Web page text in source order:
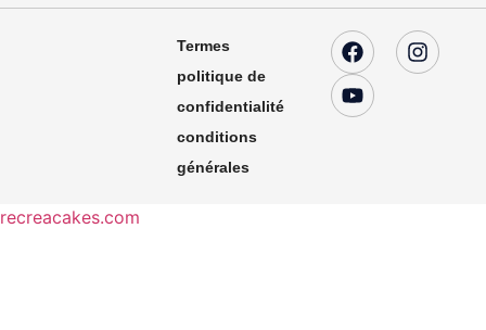
Termes
politique de
confidentialité
conditions
générales
recreacakes.com